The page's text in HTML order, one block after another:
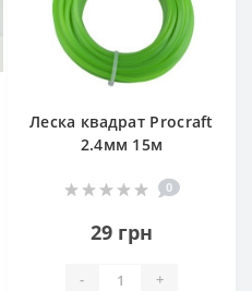
Леска квадрат Procraft
2.4мм 15м
0
29 грн
- +